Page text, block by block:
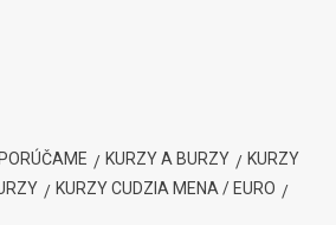
KURZY A BURZY
KURZY
KURZY CUDZIA MENA / EURO